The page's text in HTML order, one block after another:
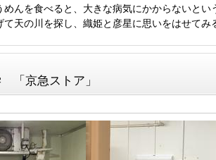
めんを食べると、大きな病気にかからないと
て天の川を探し、織姫と彦星に思いをはせてみ
「京急ストア」